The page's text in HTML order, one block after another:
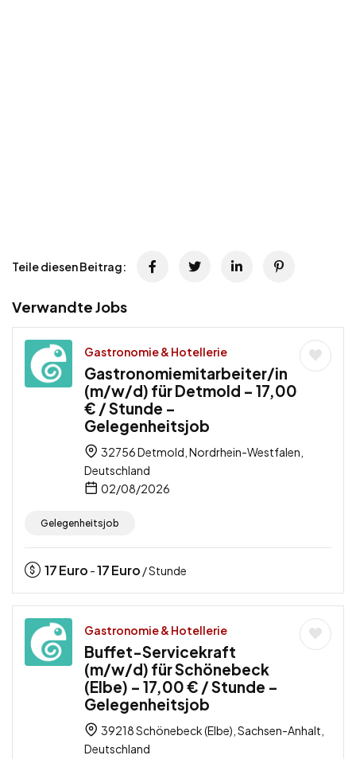
Teile diesen Beitrag:
Verwandte Jobs
Gastronomie & Hotellerie
Gastronomiemitarbeiter/in
(m/w/d) für Detmold – 17,00
€ / Stunde –
Gelegenheitsjob
32756 Detmold, Nordrhein-Westfalen,
Deutschland
02/08/2026
Gelegenheitsjob
17Euro -17Euro / Stunde
Gastronomie & Hotellerie
Buffet-Servicekraft
(m/w/d) für Schönebeck
(Elbe) – 17,00 € / Stunde –
Gelegenheitsjob
39218 Schönebeck (Elbe), Sachsen-Anhalt,
Deutschland